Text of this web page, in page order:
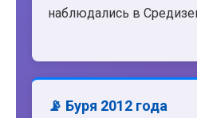
наблюдались в
📡 Буря 2012 года